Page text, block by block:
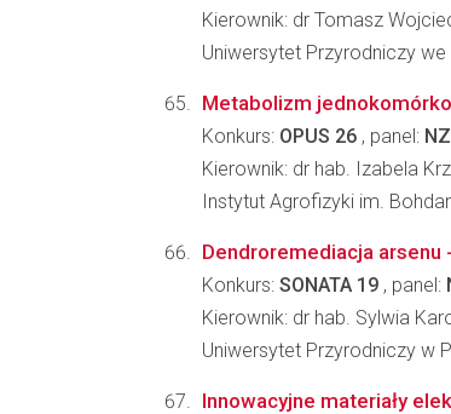
Kierownik: dr Tomasz
Uniwersytet Przyrodniczy
Metabolizm
Konkurs: OPUS 26 , panel:
Kierownik: dr hab. Izabela
Instytut Agrofizyki im.
Dendroremediacja
Konkurs: SONATA 19 , panel:
Kierownik: dr hab. Sylwia
Uniwersytet Przyrodniczy w
Innowacyjne materiały